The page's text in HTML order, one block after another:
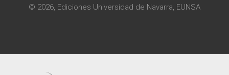
© 2026, Ediciones Universidad de Navarra, EUNSA